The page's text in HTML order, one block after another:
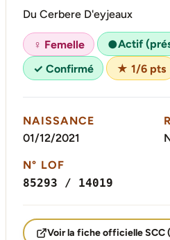
Du Cerbere D'eyjeaux
♀ Femelle ●Actif
✓ Confirmé
★ 1/6 pts
NAISSANCE
01/12/2021
N° LOF
85293 / 14019
Voir la fiche officielle SCC